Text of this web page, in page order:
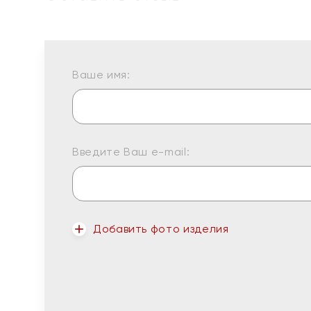
Ваше имя:
Введите Ваш e-mail:
Добавить фото изделия